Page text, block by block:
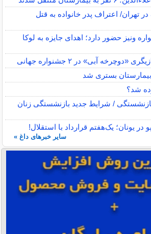
زن ۴۵ ساله در تهران/ اعتراف پدر خانواده به قتل
ونیز حضور دارد؛ اهدای جایزه به لوکا
آبی» در ۲ جشنواره جهانی
بیمارستان بستری شد
شد؟
/ شرایط جدید بازنشستگی زنان
در یونان؛ یک‌هفتم قرارداد با استقلال!
سایر خبرهای داغ »